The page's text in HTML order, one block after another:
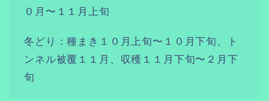
０月〜１１月上旬
冬どり：種まき１０月上旬〜１０月下旬、ト
ンネル被覆１１月、収穫１１月下旬〜２月下
旬